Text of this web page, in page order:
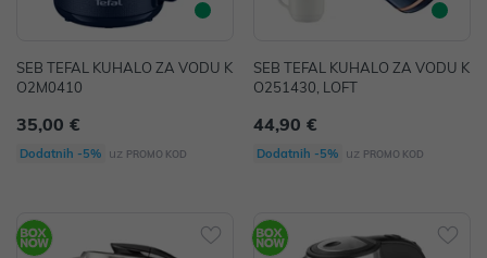
SEB TEFAL KUHALO ZA VODU K
O2M0410
35,00 €
Dodatnih -5% uz PROMO KOD
SEB TEFAL KUHALO ZA VODU K
O251430, LOFT
44,90 €
Dodatnih -5% uz PROMO KOD